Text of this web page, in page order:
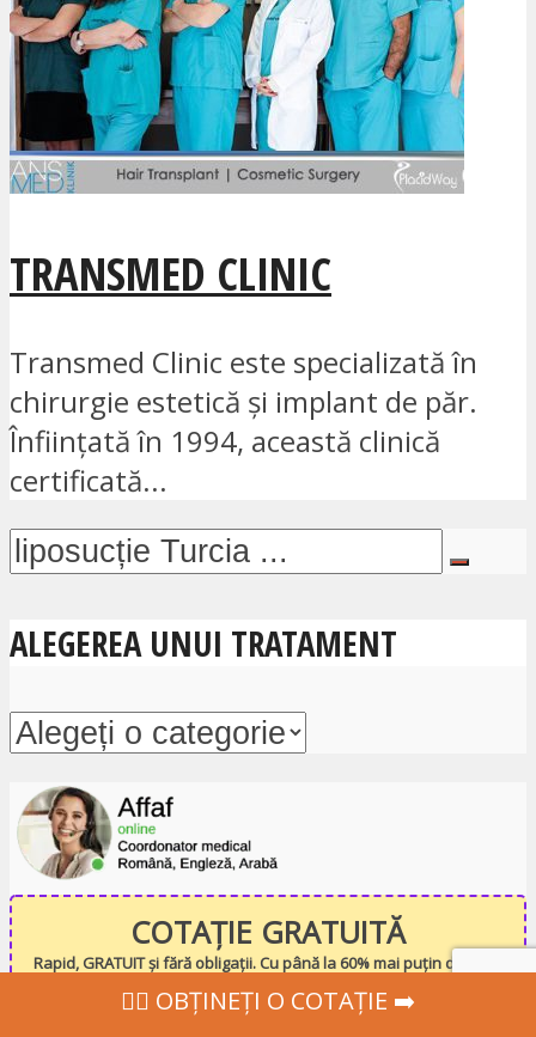
TRANSMED CLINIC
Transmed Clinic este specializată în
chirurgie estetică și implant de păr.
Înființată în 1994, această clinică
certificată...
ALEGEREA UNUI TRATAMENT
COTAȚIE GRATUITĂ
Rapid, GRATUIT și fără obligații. Cu până la 60% mai puțin decât în
‍👩‍⚕ OBȚINEȚI O COTAȚIE ➡️